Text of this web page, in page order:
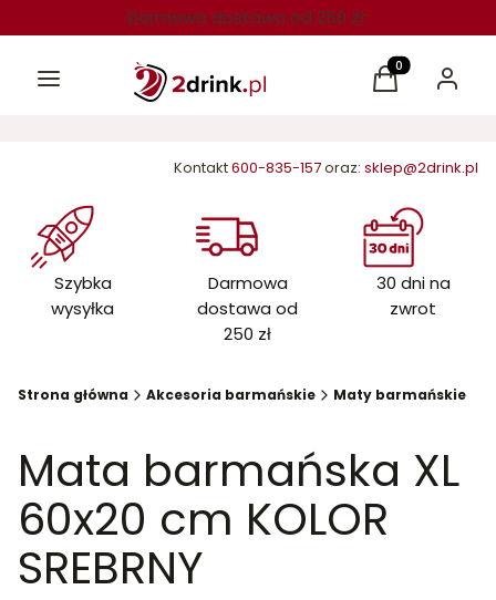
Darmowa dostawa od 250 zł
Menu Produkty w
Koszyk Zaloguj
Kontakt600-835-157oraz: sklep@2drink.pl
Szybka
wysyłka
Darmowa
dostawa od
250 zł
30 dni na
zwrot
Strona główna Akcesoria barmańskie Maty barmańskie
Mata barmańska XL
60x20 cm KOLOR
SREBRNY